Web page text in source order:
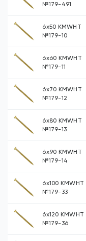
№179-491
6х50 KMWHT
№179-10
6х60 KMWHT
№179-11
6х70 KMWHT
№179-12
6х80 KMWHT
№179-13
6х90 KMWHT
№179-14
6х100 KMWHT
№179-33
6х120 KMWHT
№179-36